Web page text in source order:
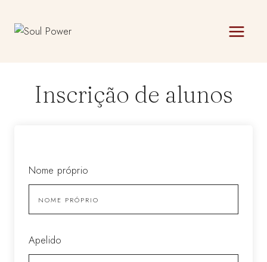
content
Inscrição de alunos
Nome próprio
Apelido